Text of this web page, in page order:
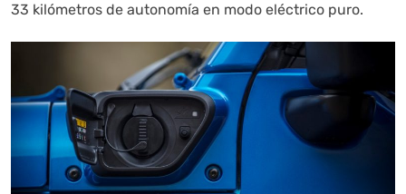
33 kilómetros de autonomía en modo eléctrico puro.